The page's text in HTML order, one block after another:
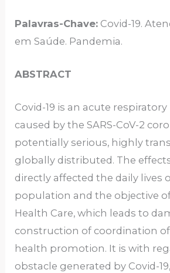
Palavras-Chave: Covid-19.
em Saúde. Pandemia.
ABSTRACT
Covid-19 is an acute
caused by the SARS-CoV-2
potentially serious, highly
globally distributed. The
directly affected the daily lives
population and the objective
Health Care, which leads to
construction of coordination of
health promotion. It is with
obstacle generated by Covid-